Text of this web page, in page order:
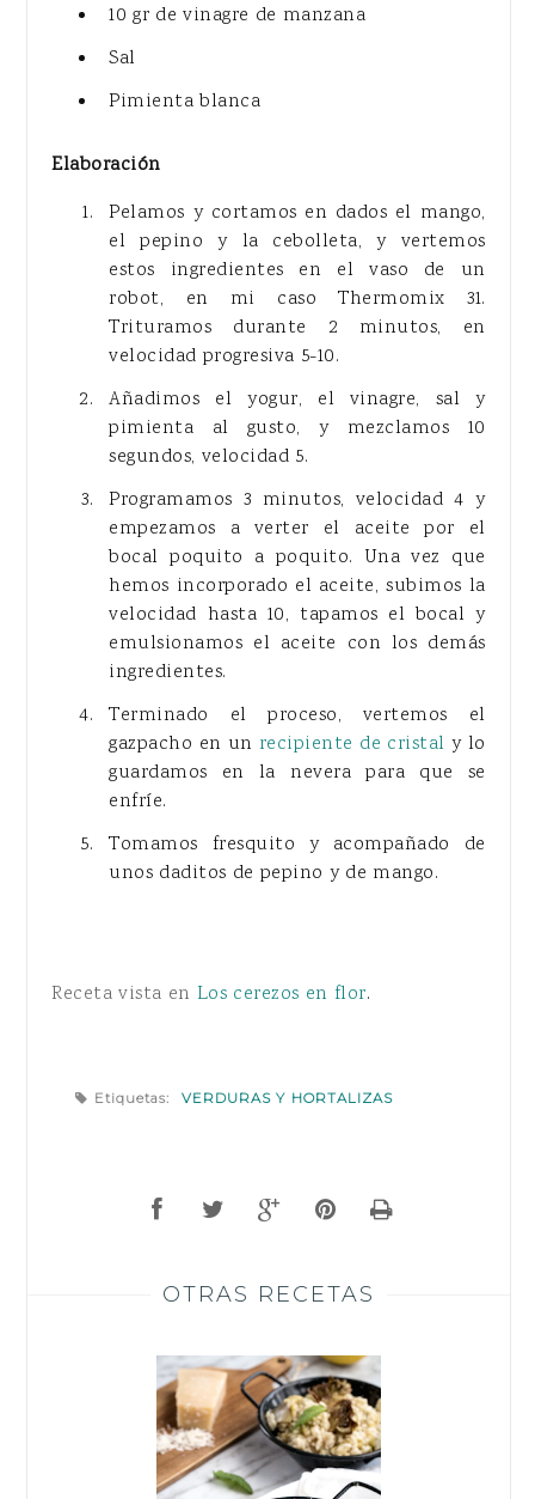
10 gr de vinagre de manzana
Sal
Pimienta blanca
Elaboración
Pelamos y cortamos en dados el mango,
el pepino y la cebolleta, y vertemos
estos ingredientes en el vaso de un
robot, en mi caso Thermomix 31.
Trituramos durante 2 minutos, en
velocidad progresiva 5-10.
Añadimos el yogur, el vinagre, sal y
pimienta al gusto, y mezclamos 10
segundos, velocidad 5.
Programamos 3 minutos, velocidad 4 y
empezamos a verter el aceite por el
bocal poquito a poquito. Una vez que
hemos incorporado el aceite, subimos la
velocidad hasta 10, tapamos el bocal y
emulsionamos el aceite con los demás
ingredientes.
Terminado el proceso, vertemos el
gazpacho en un recipiente de cristal y lo
guardamos en la nevera para que se
enfríe.
Tomamos fresquito y acompañado de
unos daditos de pepino y de mango.
Receta vista en Los cerezos en flor.
Etiquetas: VERDURAS Y HORTALIZAS
OTRAS RECETAS